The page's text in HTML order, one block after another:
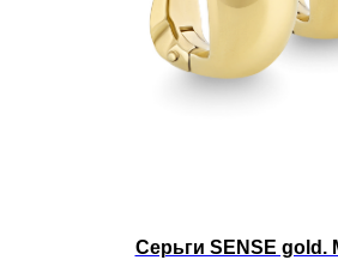
Серьги SENSE gold.